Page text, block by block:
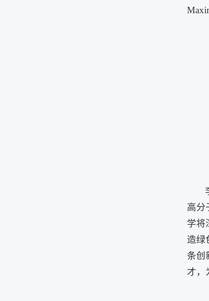
高分
学将
造绿
条创
才，